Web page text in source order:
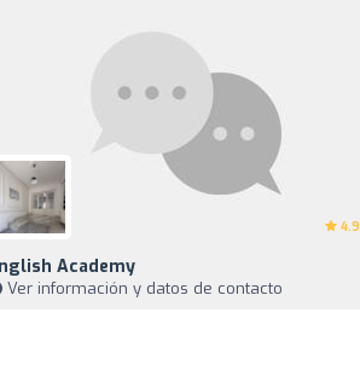
4.9
Academy
Ver información y datos de contacto